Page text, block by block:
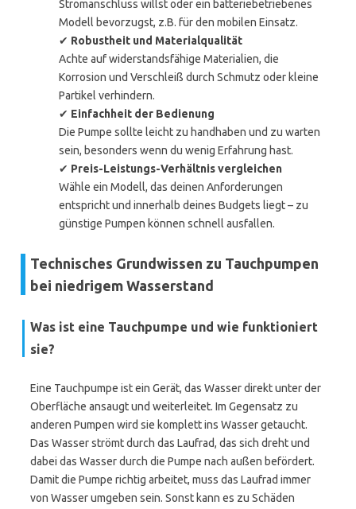
Stromanschluss willst oder ein batteriebetriebenes
Modell bevorzugst, z.B. für den mobilen Einsatz.
✔ Robustheit und Materialqualität
Achte auf widerstandsfähige Materialien, die
Korrosion und Verschleiß durch Schmutz oder kleine
Partikel verhindern.
✔ Einfachheit der Bedienung
Die Pumpe sollte leicht zu handhaben und zu warten
sein, besonders wenn du wenig Erfahrung hast.
✔ Preis-Leistungs-Verhältnis vergleichen
Wähle ein Modell, das deinen Anforderungen
entspricht und innerhalb deines Budgets liegt – zu
günstige Pumpen können schnell ausfallen.
Technisches Grundwissen zu Tauchpumpen
bei niedrigem Wasserstand
Was ist eine Tauchpumpe und wie funktioniert
sie?
Eine Tauchpumpe ist ein Gerät, das Wasser direkt unter der
Oberfläche ansaugt und weiterleitet. Im Gegensatz zu
anderen Pumpen wird sie komplett ins Wasser getaucht.
Das Wasser strömt durch das Laufrad, das sich dreht und
dabei das Wasser durch die Pumpe nach außen befördert.
Damit die Pumpe richtig arbeitet, muss das Laufrad immer
von Wasser umgeben sein. Sonst kann es zu Schäden